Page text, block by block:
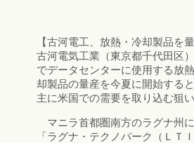
【古河電工、放熱・冷却製品を量
古河電気工業（東京都千代田区
でデータセンターに使用する放
却製品の量産を今夏に開始する
主に米国での需要を取り込む狙い
マニラ首都圏南方のラグナ州
「ラグナ・テクノパーク（ＬＴ